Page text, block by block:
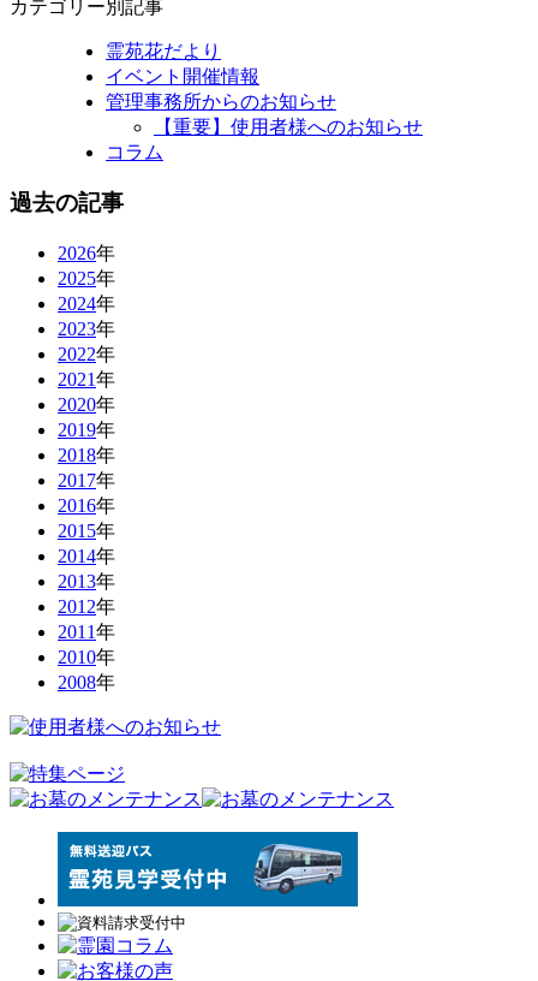
カテゴリー別記事
霊苑花だより
イベント開催情報
管理事務所からのお知らせ
【重要】使用者様へのお知らせ
コラム
過去の記事
2026年
2025年
2024年
2023年
2022年
2021年
2020年
2019年
2018年
2017年
2016年
2015年
2014年
2013年
2012年
2011年
2010年
2008年